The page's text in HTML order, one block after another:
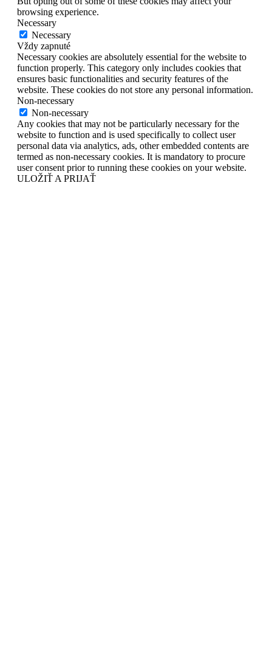
browsing experience.
Necessary
Necessary
Vždy zapnuté
Necessary cookies are absolutely essential for the website to
function properly. This category only includes cookies that
ensures basic functionalities and security features of the
website. These cookies do not store any personal information.
Non-necessary
Non-necessary
Any cookies that may not be particularly necessary for the
website to function and is used specifically to collect user
personal data via analytics, ads, other embedded contents are
termed as non-necessary cookies. It is mandatory to procure
user consent prior to running these cookies on your website.
ULOŽIŤ A PRIJAŤ